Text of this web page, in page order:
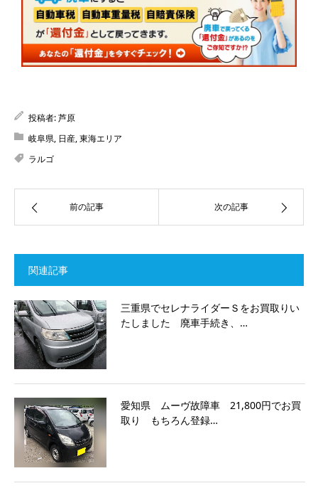
投稿者:芦原
岐阜県, 日産,東海エリア
ラルゴ
前の記事 次の記事
関連記事
三重県でセレナライダーＳをお買取りい
たしました 廃車手続き、…
愛知県 ムーヴ故障車 21,800円でお買
取り もちろん登録…